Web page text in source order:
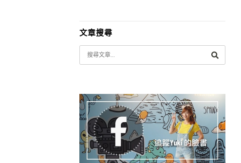
文章搜尋